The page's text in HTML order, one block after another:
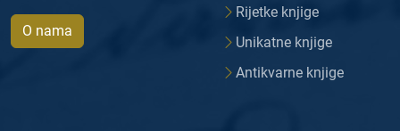
O nama
Rijetke knjige
Unikatne knjige
Antikvarne knjige